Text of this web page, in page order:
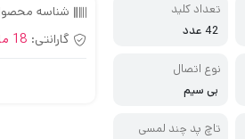
تعداد کلید
42 عدد
نوع اتصال
بی سیم
تاچ پد چند لمسی
شناسه
گارانتی: 18 ماه تخت جمشید